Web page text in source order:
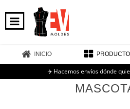
INICIO
✈️ Hacemos envíos dónde